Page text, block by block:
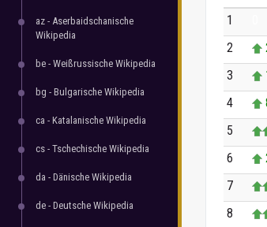
az - Aserbaidschanische
Wikipedia
be - Weißrussische Wikipedia
bg - Bulgarische Wikipedia
ca - Katalanische Wikipedia
cs - Tschechische Wikipedia
da - Dänische Wikipedia
de - Deutsche Wikipedia
1
2
3
4
5
6
7
8